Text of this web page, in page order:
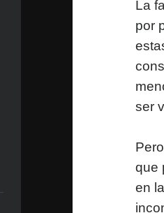
La
por
ser
que
en